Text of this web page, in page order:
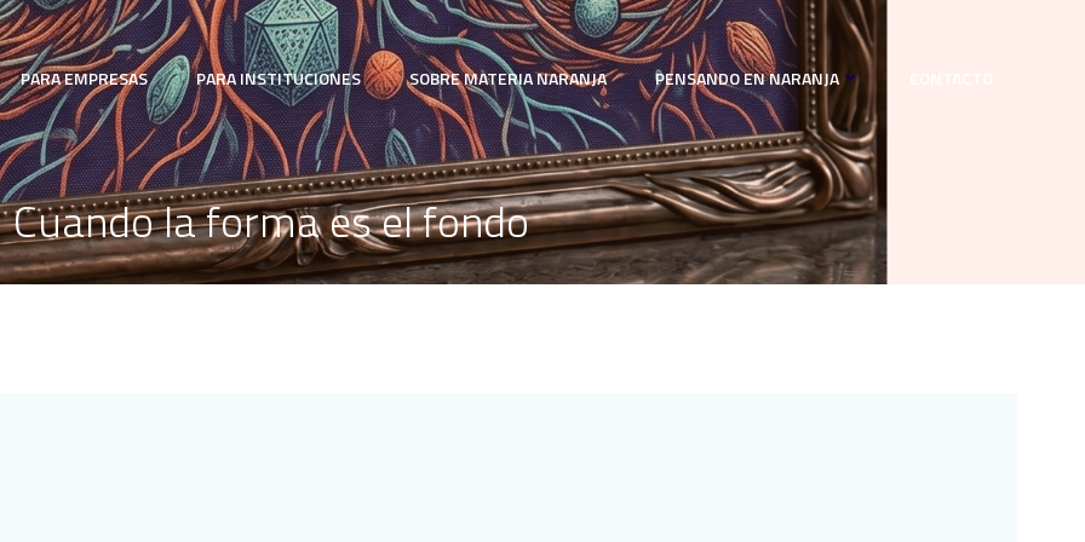
PARA EMPRESAS PARA INSTITUCIONES SOBRE MATERIA NARANJA PENSANDO EN NARANJA
Cuando la forma es el fondo